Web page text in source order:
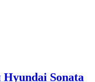
Sonata